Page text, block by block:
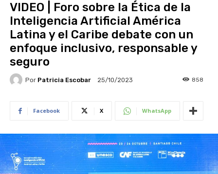
VIDEO | Foro sobre la Ética de la
Inteligencia Artificial América
Latina y el Caribe debate con un
enfoque inclusivo, responsable y
seguro
Por Patricia Escobar 25/10/2023 858
Facebook X WhatsApp